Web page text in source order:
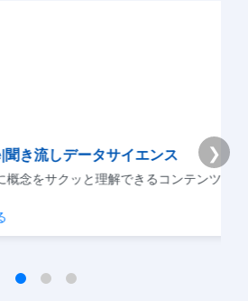
❯
データサイエンス
クッと理解できるコンテンツです。